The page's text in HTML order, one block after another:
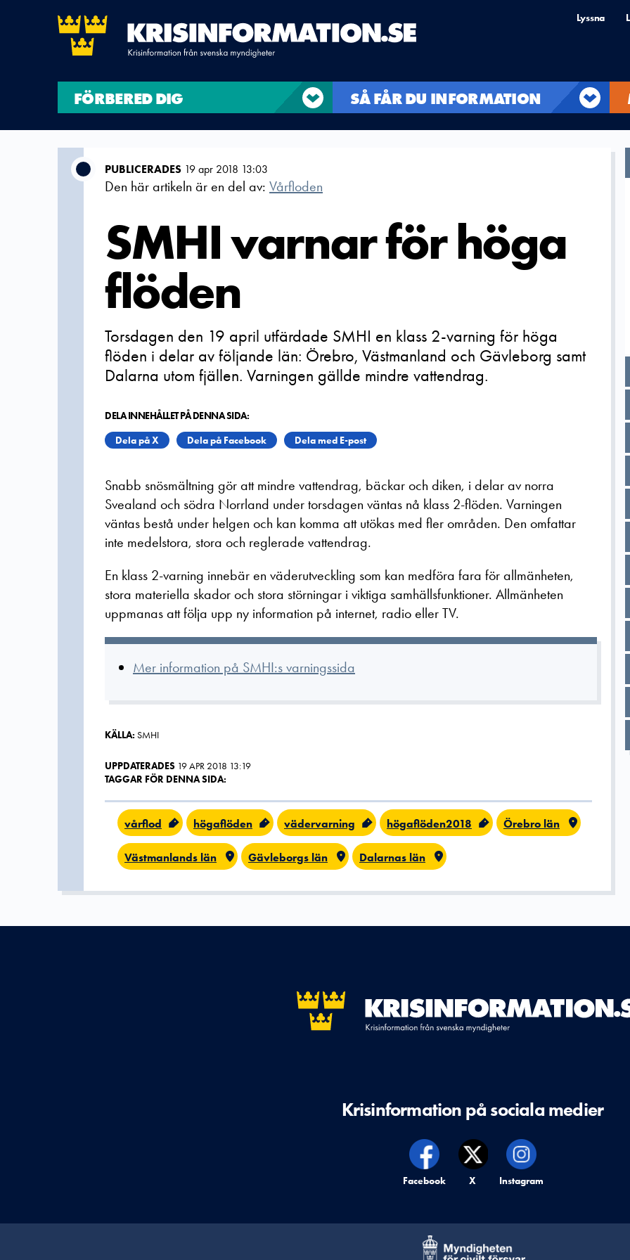
Lyssna
FÖRBERED DIG SÅ FÅR DU INFORMATION
PUBLICERADES 19 apr 2018 13:03
Den här artikeln är en del av: Vårfloden
SMHI varnar för höga
flöden
Torsdagen den 19 april utfärdade SMHI en klass 2-varning för höga
flöden i delar av följande län: Örebro, Västmanland och Gävleborg samt
Dalarna utom fjällen. Varningen gällde mindre vattendrag.
DELA INNEHÅLLET PÅ DENNA SIDA:
Dela på X
Dela på Facebook Dela med E-post
Snabb snösmältning gör att mindre vattendrag, bäckar och diken, i delar av norra
Svealand och södra Norrland under torsdagen väntas nå klass 2-flöden. Varningen
väntas bestå under helgen och kan komma att utökas med fler områden. Den omfattar
inte medelstora, stora och reglerade vattendrag.
En klass 2-varning innebär en väderutveckling som kan medföra fara för allmänheten,
stora materiella skador och stora störningar i viktiga samhällsfunktioner. Allmänheten
uppmanas att följa upp ny information på internet, radio eller TV.
Mer information på SMHI:s varningssida
KÄLLA: SMHI
UPPDATERADES 19 APR 2018 13:19
TAGGAR FÖR DENNA SIDA:
vårflod högaflöden vädervarning högaflöden2018 Örebro län
Västmanlands län Gävleborgs län Dalarnas län
Krisinformation på sociala medier
Krisinformation på,
Facebook Krisinformation på,
X Krisinformation på,
Instagram